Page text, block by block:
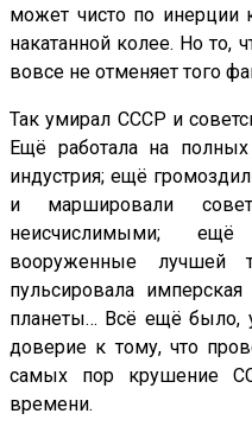
может чисто по инерции
накатанной колее. Но то,
вовсе не отменяет того
Так умирал СССР и
Ещё работала на полных
индустрия; ещё
и маршировали
неисчислимыми;
вооруженные лучшей
пульсировала
планеты… Всё ещё было,
доверие к тому, что
самых пор крушение
времени.